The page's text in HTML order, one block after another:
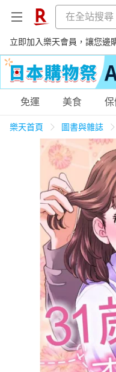
立即加入樂天會員，讓您邊
購物網分類
天天免運 美食蛋
居家生活 3C家電
女裝 男裝
日本購物 電子/紙
HOT
免運 美食
樂天首頁 圖書與雜誌